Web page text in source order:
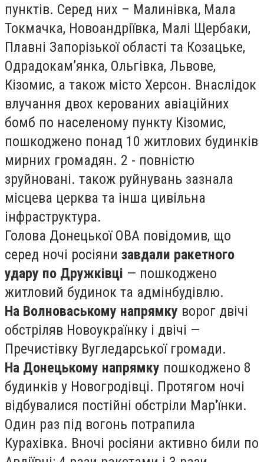
пунктів. Серед них – Малинівка, Мала
Токмачка, Новоандріївка, Малі Щербаки,
Плавні Запорізької області та Козацьке,
Одрадокам’янка, Ольгівка, Львове,
Кізомис, а також місто Херсон. Внаслідок
влучання двох керованих авіаційних
бомб по населеному пункту Кізомис,
пошкоджено понад 10 житлових будинків
мирних громадян. 2 - повністю
зруйновані. також руйнувань зазнала
місцева церква та інша цивільна
інфраструктура.
Голова Донецької ОВА повідомив, що
серед ночі росіяни завдали ракетного
удару по Дружківці — пошкоджено
житловий будинок та адмінбудівлю.
На Волноваському напрямку ворог двічі
обстріляв Новоукраїнку і двічі —
Пречистівку Вугледарської громади.
На Донецькому напрямку пошкоджено 8
будинків у Новогродівці. Протягом ночі
відбувалися постійні обстріли Мар'їнки.
Один раз під вогонь потрапила
Курахівка. Вночі росіяни активно били по